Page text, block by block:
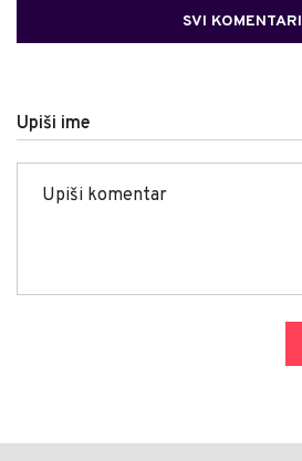
SVI KOMENTARI
Upiši ime